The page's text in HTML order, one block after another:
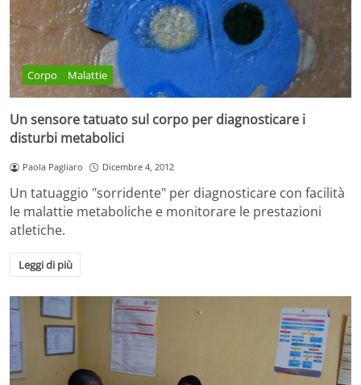
Corpo Malattie
Un sensore tatuato sul corpo per diagnosticare i
disturbi metabolici
Paola Pagliaro Dicembre 4, 2012
Un tatuaggio "sorridente" per diagnosticare con facilità
le malattie metaboliche e monitorare le prestazioni
atletiche.
Leggi di più